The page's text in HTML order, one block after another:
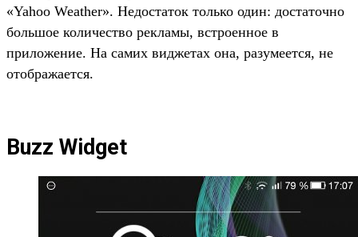
«Yahoo Weather». Недостаток только один: достаточно
большое количество рекламы, встроенное в
приложение. На самих виджетах она, разумеется, не
отображается.
Buzz Widget